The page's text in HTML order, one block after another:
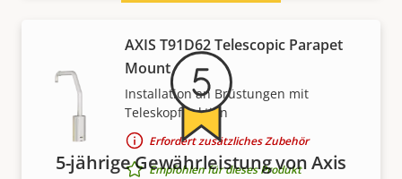
AXIS T91D62 Telescopic Parapet
Mount
Installation an Brüstungen mit
Teleskopfunktion
Erfordert zusätzliches Zubehör
Empfohlen für dieses Produkt
5-jährige Gewährleistung von Axis